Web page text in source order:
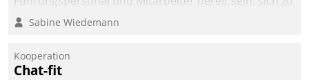
verändern und anzupassen, sonst werden sie an ihr
Sabine Wiedemann
Kooperation
Chat-fit